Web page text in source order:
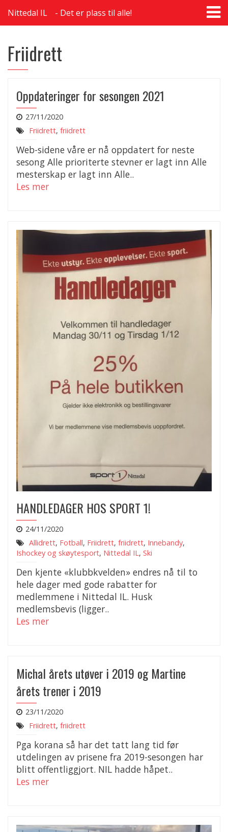
Nittedal IL Det er plass til alle!
Friidrett
Oppdateringer for sesongen 2021
27/11/2020
Friidrett, friidrett
Web-sidene våre er nå oppdatert for neste
sesong Alle prioriterte stevner er lagt inn Alle
mesterskap er lagt inn Alle..
Les mer
HANDLEDAGER HOS SPORT 1!
24/11/2020
Allidrett, Fotball, Friidrett, friidrett, Innebandy,
Ishockey og skøytesport, Nittedal IL, Ski
Den kjente «klubbkvelden» endres nå til to
hele dager med gode rabatter for
medlemmene i Nittedal IL. Husk
medlemsbevis (ligger..
Les mer
Michal årets utøver i 2019 og Martine
årets trener i 2019
23/11/2020
Friidrett, friidrett
Pga korana så har det tatt lang tid før
utdelingen av prisene fra 2019-sesongen har
blitt offentliggjort. NIL hadde håpet..
Les mer